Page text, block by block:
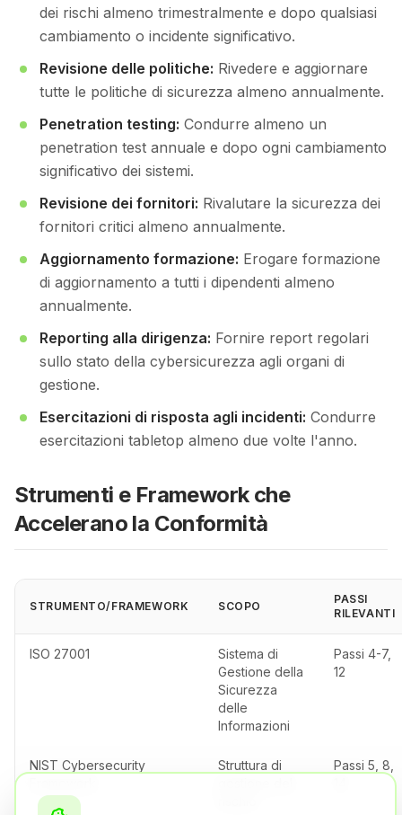
dei rischi almeno trimestralmente e dopo qualsiasi
cambiamento o incidente significativo.
Revisione delle politiche: Rivedere e aggiornare
tutte le politiche di sicurezza almeno annualmente.
Penetration testing: Condurre almeno un
penetration test annuale e dopo ogni cambiamento
significativo dei sistemi.
Revisione dei fornitori: Rivalutare la sicurezza dei
fornitori critici almeno annualmente.
Aggiornamento formazione: Erogare formazione
di aggiornamento a tutti i dipendenti almeno
annualmente.
Reporting alla dirigenza: Fornire report regolari
sullo stato della cybersicurezza agli organi di
gestione.
Esercitazioni di risposta agli incidenti: Condurre
esercitazioni tabletop almeno due volte l'anno.
Strumenti e Framework che
Accelerano la Conformità
STRUMENTO/FRAMEWORK SCOPO
PASSI
RILEVANTI
ISO 27001
Sistema di
Gestione della
Sicurezza
delle
Informazioni
Passi 4-7,
12
NIST Cybersecurity
Struttura di
Passi 5, 8,